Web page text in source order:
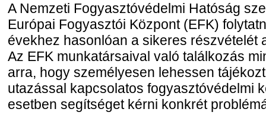
A Nemzeti Fogyasztóvédelmi Hatóság
Európai Fogyasztói Központ (EFK)
évekhez hasonlóan a sikeres részvételét
Az EFK munkatársaival való találkozás
arra, hogy személyesen lehessen
utazással kapcsolatos fogyasztóvédelmi
esetben segítséget kérni konkrét